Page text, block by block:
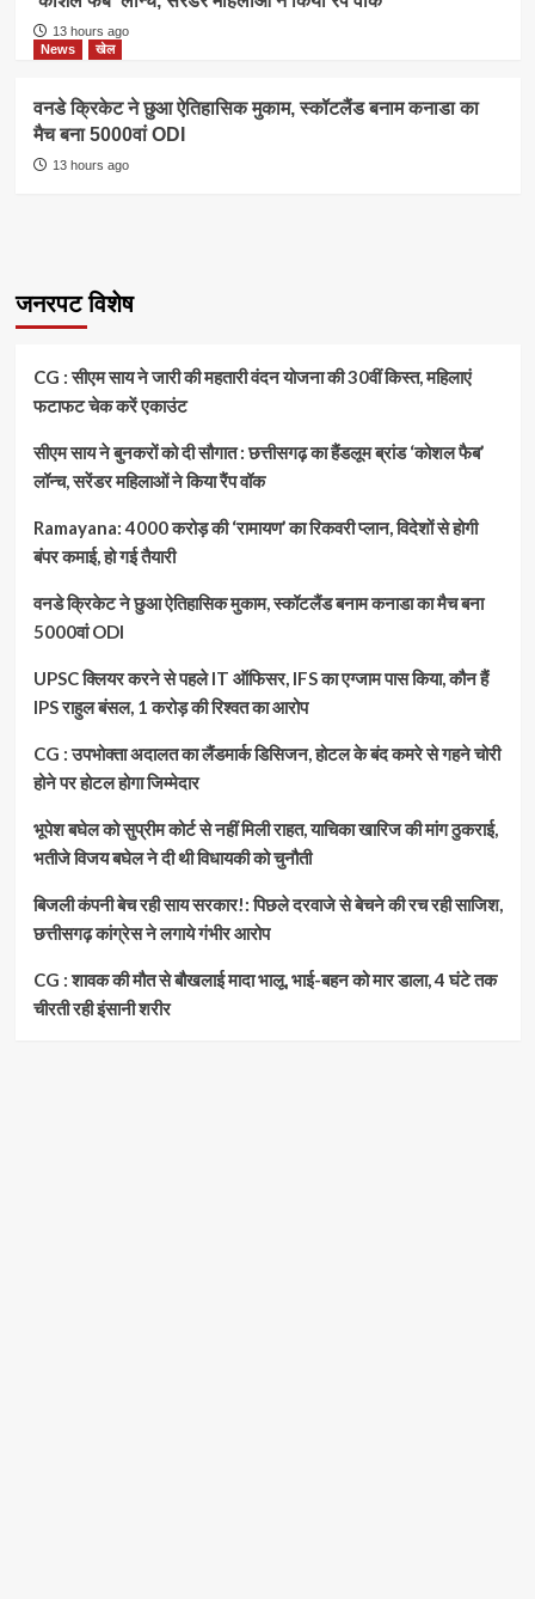
13 hours ago
News
खेल
वनडे क्रिकेट ने छुआ ऐतिहासिक मुकाम, स्कॉटलैंड बनाम कनाडा का
मैच बना 5000वां ODI
13 hours ago
जनरपट विशेष
CG : सीएम साय ने जारी की महतारी वंदन योजना की 30वीं किस्त, महिलाएं
फटाफट चेक करें एकाउंट
सीएम साय ने बुनकरों को दी सौगात : छत्तीसगढ़ का हैंडलूम ब्रांड ‘कोशल फैब’
लॉन्च, सरेंडर महिलाओं ने किया रैंप वॉक
Ramayana: 4000 करोड़ की ‘रामायण’ का रिकवरी प्लान, विदेशों से होगी
बंपर कमाई, हो गई तैयारी
वनडे क्रिकेट ने छुआ ऐतिहासिक मुकाम, स्कॉटलैंड बनाम कनाडा का मैच बना
5000वां ODI
UPSC क्लियर करने से पहले IT ऑफिसर, IFS का एग्जाम पास किया, कौन हैं
IPS राहुल बंसल, 1 करोड़ की रिश्वत का आरोप
CG : उपभोक्ता अदालत का लैंडमार्क डिसिजन, होटल के बंद कमरे से गहने चोरी
होने पर होटल होगा जिम्मेदार
भूपेश बघेल को सुप्रीम कोर्ट से नहीं मिली राहत, याचिका खारिज की मांग ठुकराई,
भतीजे विजय बघेल ने दी थी विधायकी को चुनौती
बिजली कंपनी बेच रही साय सरकार!: पिछले दरवाजे से बेचने की रच रही साजिश,
छत्तीसगढ़ कांग्रेस ने लगाये गंभीर आरोप
CG : शावक की मौत से बौखलाई मादा भालू, भाई-बहन को मार डाला, 4 घंटे तक
चीरती रही इंसानी शरीर